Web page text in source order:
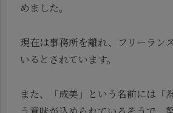
めました。
現在は事務所を離れ、フリーラン
いるとされています。
また、「成美」という名前には「